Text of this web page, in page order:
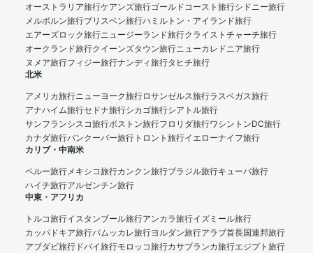
オーストラリア旅行ケアンズ旅行ゴールドコースト旅行シドニー旅行
メルボルン旅行ブリスベン旅行ハミルトン・アイランド旅行
エアーズロック旅行ニュージーランド旅行クライストチャーチ旅行
オークランド旅行クイーンズタウン旅行ニューカレドニア旅行
ヌメア旅行フィジー旅行ナンディ旅行タヒチ旅行
北米
アメリカ旅行ニューヨーク旅行ロサンゼルス旅行ラスベガス旅行
アナハイム旅行セドナ旅行シカゴ旅行シアトル旅行
サンフランシスコ旅行ボストン旅行フロリダ旅行ワシントンDC旅行
カナダ旅行バンクーバー旅行 トロント旅行イエローナイフ旅行
カリブ・中南米
ペルー旅行メキシコ旅行カンクン旅行ブラジル旅行キューバ旅行
ハイチ旅行アルゼンチン旅行
中東・アフリカ
トルコ旅行イスタンブール旅行アンカラ旅行イズミール旅行
カッパドキア旅行パムッカレ旅行ヨルダン旅行アラブ首長国連邦旅行
アブダビ旅行 ドバイ旅行モロッコ旅行カサブランカ旅行エジプト旅行